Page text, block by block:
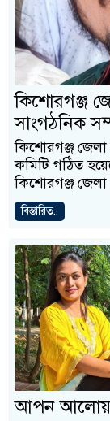
কিশোরগঞ্জ
সাংগঠনিক
কিশোরগঞ্জ জেলা
কমিটি গঠিত
কিশোরগঞ্জ জেলা
বিস্তারিত..
আপন আলোয়